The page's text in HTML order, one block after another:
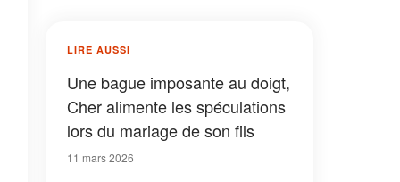
LIRE AUSSI
Une bague imposante au doigt,
Cher alimente les spéculations
lors du mariage de son fils
11 mars 2026